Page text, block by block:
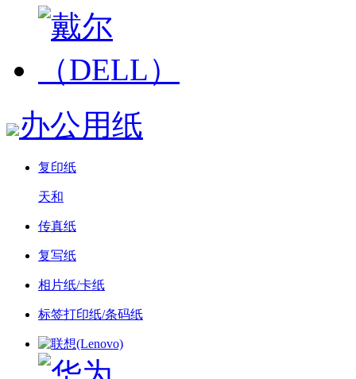
办公用纸
复印纸
天和
传真纸
复写纸
相片纸/卡纸
标签打印纸/条码纸